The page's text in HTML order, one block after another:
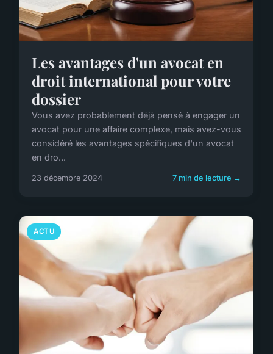
Les avantages d'un avocat en
droit international pour votre
dossier
Vous avez probablement déjà pensé à engager un
avocat pour une affaire complexe, mais avez-vous
considéré les avantages spécifiques d'un avocat
en dro...
23 décembre 2024 7 min de lecture →
ACTU